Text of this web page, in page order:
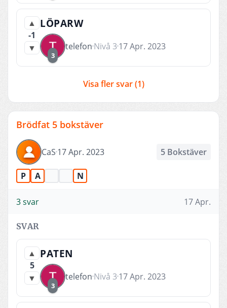
▲
-1
▼
LÖPARW
3
telefon Nivå 3 17 Apr. 2023
Visa fler svar (1)
Brödfat 5 bokstäver
CaS 17 Apr. 2023 5 Bokstäver
P A N
3 svar 17 Apr.
SVAR
▲
5
▼
PATEN
3
telefon Nivå 3 17 Apr. 2023